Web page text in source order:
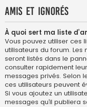
Amis et ignorés
À quoi sert ma liste
Vous pouvez utiliser ces
utilisateurs du forum. Les
seront listés dans le
consulter rapidement
messages privés. Selon
ces utilisateurs peuvent
Si vous ajoutez un
messages qu’il publiera